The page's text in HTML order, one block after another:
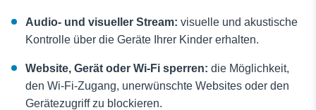
Audio- und visueller Stream: visuelle und akustische
Kontrolle über die Geräte Ihrer Kinder erhalten.
Website, Gerät oder Wi-Fi sperren: die Möglichkeit,
den Wi-Fi-Zugang, unerwünschte Websites oder den
Gerätezugriff zu blockieren.